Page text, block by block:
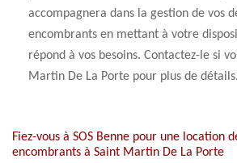
accompagnera dans la gestion de vos
encombrants en mettant à votre
répond à vos besoins. Contactez-le si
Martin De La Porte pour plus de détails.
Fiez-vous à SOS Benne pour une location
encombrants à Saint Martin De La Porte